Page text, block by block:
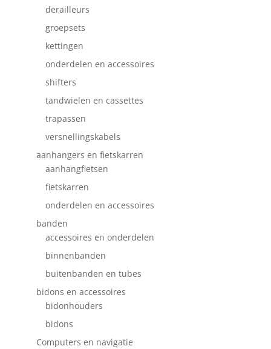
derailleurs
groepsets
kettingen
onderdelen en accessoires
shifters
tandwielen en cassettes
trapassen
versnellingskabels
aanhangers en fietskarren
aanhangfietsen
fietskarren
onderdelen en accessoires
banden
accessoires en onderdelen
binnenbanden
buitenbanden en tubes
bidons en accessoires
bidonhouders
bidons
Computers en navigatie